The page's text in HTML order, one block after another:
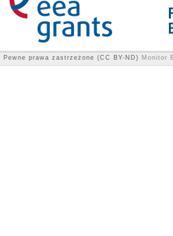
Pewne prawa zastrzeżone (CC BY-ND) Monitor